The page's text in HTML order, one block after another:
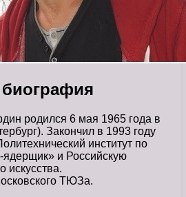
родился 6 мая 1965 года в
Закончил в 1993 году
институт по
ядерщик» и Российскую
искусства.
ТЮЗа.